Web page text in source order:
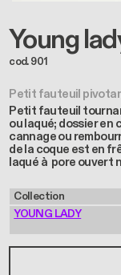
Young
cod. 901
Petit fauteuil
Petit fauteuil
ou laqué; dossier en
cannage ou
de la coque est en
laqué à pore ouvert
Collection
YOUNG LADY